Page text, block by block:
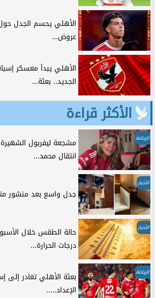
الأهلي يحسم الجدل
عروض...
الأهلي يبدأ معسكر
الجديد.. بعثة...
الأكثر قراءة
الرياضة
مشجعة ليفربول الشهيرة
انتقال محمد...
الأخبار
جدل واسع بعد منشور
الأخبار
حالة الطقس خلال
درجات الحرارة...
الرياضة
بعثة الأهلي تغادر إلى
الإعداد.....